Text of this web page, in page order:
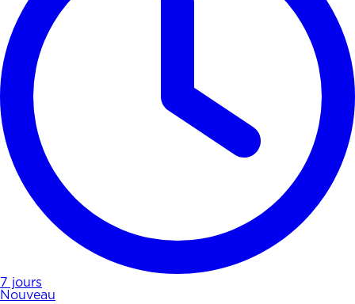
7 jours
Nouveau